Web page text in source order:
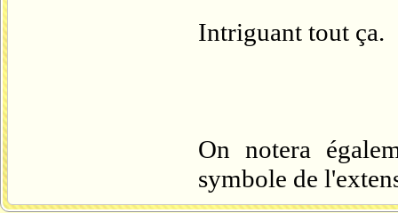
Intriguant tout ça.
On notera
symbole de